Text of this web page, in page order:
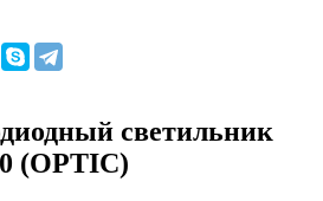
светильник
(OPTIC)